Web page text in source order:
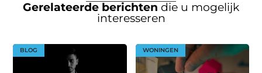
Gerelateerde berichten die u mogelijk
interesseren
BLOG WONINGEN